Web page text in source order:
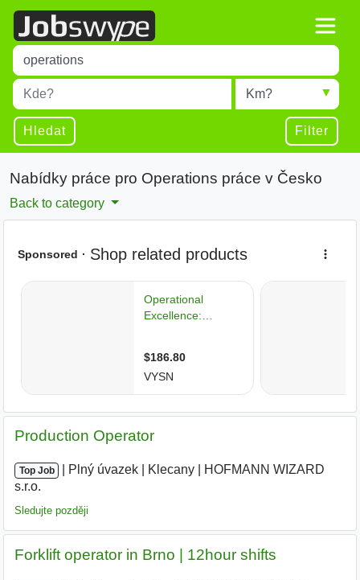
Title
Type 1 or more characters for results.
Místo
Type 1 or more characters for results.
Radius
Hledat Filter
Nabídky práce pro Operations práce v Česko
Back to category
Production Operator
Top Job Plný úvazek Klecany
HOFMANN WIZARD
s.r.o.
Sledujte později
Forklift operator in Brno | 12hour shifts